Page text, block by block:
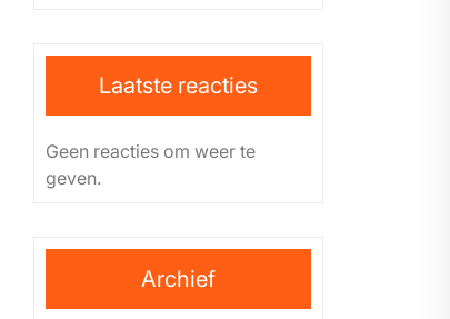
Laatste reacties
Geen reacties om weer te
geven.
Archief